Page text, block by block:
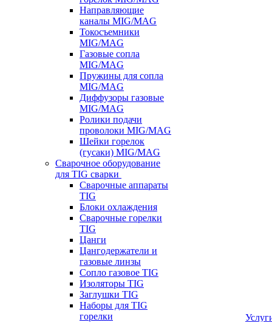
Направляющие
каналы MIG/MAG
Токосъемники
MIG/MAG
Газовые сопла
MIG/MAG
Пружины для сопла
MIG/MAG
Диффузоры газовые
MIG/MAG
Ролики подачи
проволоки MIG/MAG
Шейки горелок
(гусаки) MIG/MAG
Сварочное оборудование
для TIG сварки
Сварочные аппараты
TIG
Блоки охлаждения
Сварочные горелки
TIG
Цанги
Цангодержатели и
газовые линзы
Сопло газовое TIG
Изоляторы TIG
Заглушки TIG
Наборы для TIG
горелки